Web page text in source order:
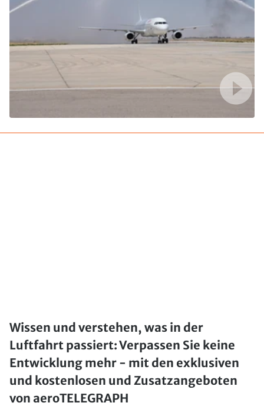
Wissen und verstehen, was in der
Luftfahrt passiert: Verpassen Sie keine
Entwicklung mehr - mit den exklusiven
und kostenlosen und Zusatzangeboten
von aeroTELEGRAPH